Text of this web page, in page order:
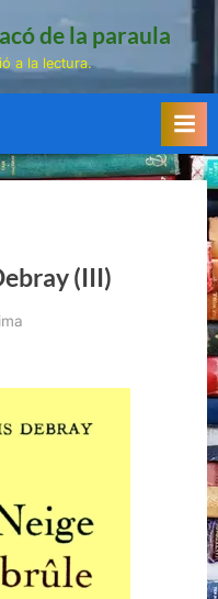
de la paraula
a la lectura.
(III)